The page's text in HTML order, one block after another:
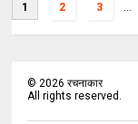
1 2 3 ...
©2026 रचनाकार
All rights reserved.